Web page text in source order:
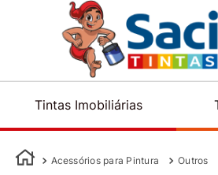
Tintas Imobiliárias
Acessórios para Pintura Outros